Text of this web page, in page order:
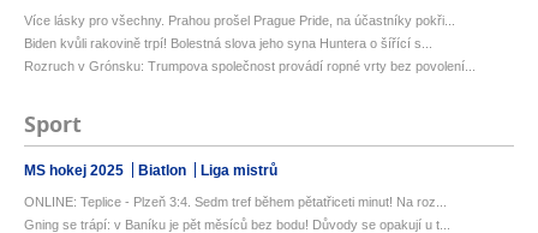
Více lásky pro všechny. Prahou prošel Prague Pride, na účastníky pokři...
Biden kvůli rakovině trpí! Bolestná slova jeho syna Huntera o šířící s...
Rozruch v Grónsku: Trumpova společnost provádí ropné vrty bez povolení...
Sport
MS hokej 2025 Biatlon Liga mistrů
ONLINE: Teplice - Plzeň 3:4. Sedm tref během pětatřiceti minut! Na roz...
Gning se trápí: v Baníku je pět měsíců bez bodu! Důvody se opakují u t...